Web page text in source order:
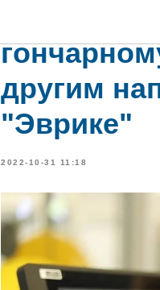
Набор
другим
"Эврике"
2022-10-31 11:18